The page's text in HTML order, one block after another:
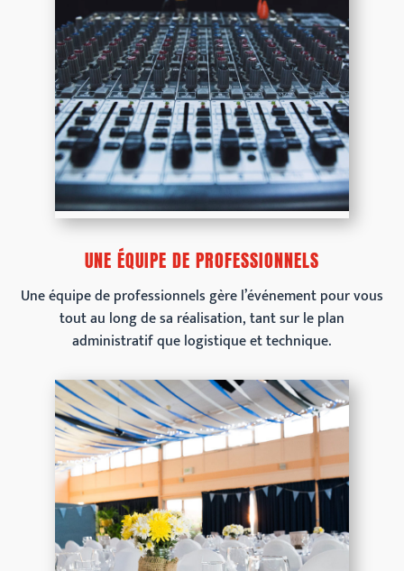
UNE ÉQUIPE DE PROFESSIONNELS
Une équipe de professionnels gère l’événement pour vous
tout au long de sa réalisation, tant sur le plan
administratif que logistique et technique.